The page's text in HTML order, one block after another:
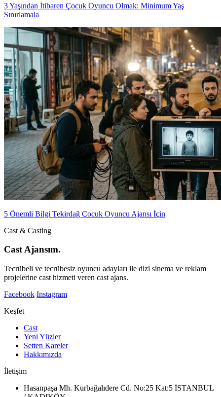
3 Yaşından İtibaren Çocuk Oyuncu Olmak: Minimum Yaş
Sınırlamala
5 Önemli Bilgi Tekirdağ Çocuk Oyuncu Ajansı İçin
Cast & Casting
Cast Ajansım.
Tecrübeli ve tecrübesiz oyuncu adayları ile dizi sinema ve reklam
projelerine cast hizmeti veren cast ajans.
Facebook Instagram
Keşfet
Cast
Yeni Yüzler
Setten Kareler
Hakkımızda
İletişim
Hasanpaşa Mh. Kurbağalıdere Cd. No:25 Kat:5 İSTANBUL